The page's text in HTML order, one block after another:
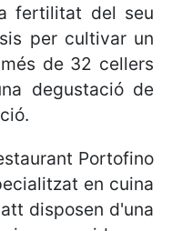
fertilitat del seu
per cultivar un
de 32 cellers
degustació de
Portofino
en cuina
disposen d'una